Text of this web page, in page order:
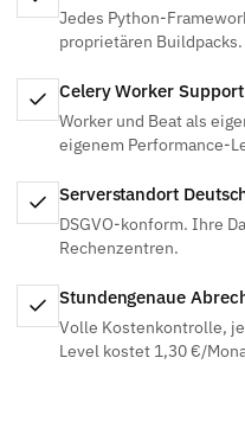
Jedes Python-
proprietären Buildpacks.
Celery Worker Support
Worker und Beat als
eigenem Performance-
Serverstandort
DSGVO-konform. Ihre
Rechenzentren.
Stundengenaue
Volle Kostenkontrolle,
Level kostet 1,30 €/